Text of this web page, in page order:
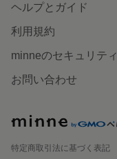
ヘルプとガイド
利用規約
minneのセキュリティ
お問い合わせ
特定商取引法に基づく表記